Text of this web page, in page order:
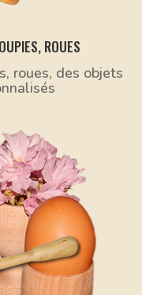
ROUES
roues, des objets